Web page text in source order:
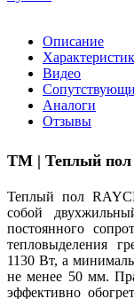
Описание
Видео
Аналоги
Отзывы
ТМ | Теплый пол
Теплый пол
собой
постоянного
тепловыделения
1130 Вт, а
не менее 50 мм.
эффективно